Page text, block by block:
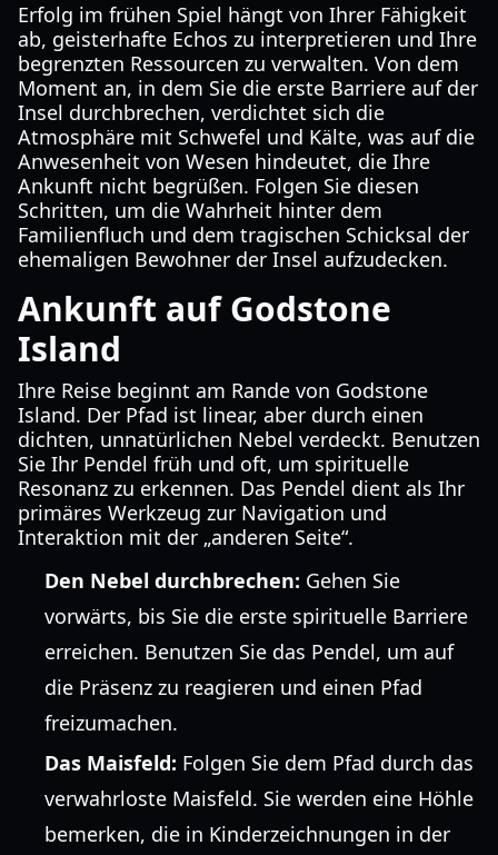
Erfolg im frühen Spiel hängt von Ihrer Fähigkeit
ab, geisterhafte Echos zu interpretieren und Ihre
begrenzten Ressourcen zu verwalten. Von dem
Moment an, in dem Sie die erste Barriere auf der
Insel durchbrechen, verdichtet sich die
Atmosphäre mit Schwefel und Kälte, was auf die
Anwesenheit von Wesen hindeutet, die Ihre
Ankunft nicht begrüßen. Folgen Sie diesen
Schritten, um die Wahrheit hinter dem
Familienfluch und dem tragischen Schicksal der
ehemaligen Bewohner der Insel aufzudecken.
Ankunft auf Godstone
Island
Ihre Reise beginnt am Rande von Godstone
Island. Der Pfad ist linear, aber durch einen
dichten, unnatürlichen Nebel verdeckt. Benutzen
Sie Ihr Pendel früh und oft, um spirituelle
Resonanz zu erkennen. Das Pendel dient als Ihr
primäres Werkzeug zur Navigation und
Interaktion mit der „anderen Seite“.
Den Nebel durchbrechen: Gehen Sie
vorwärts, bis Sie die erste spirituelle Barriere
erreichen. Benutzen Sie das Pendel, um auf
die Präsenz zu reagieren und einen Pfad
freizumachen.
Das Maisfeld: Folgen Sie dem Pfad durch das
verwahrloste Maisfeld. Sie werden eine Höhle
bemerken, die in Kinderzeichnungen in der